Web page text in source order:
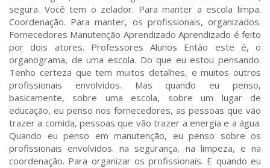
segura. Você tem o zelador. Para manter a escola limpa.
Coordenação. Para manter, os profissionais, organizados.
Fornecedores Manutenção Aprendizado Aprendizado é feito
por dois atores. Professores Alunos Então este é, o
organograma, de uma escola. Do que eu estou pensando.
Tenho certeza que tem muitos detalhes, e muitos outros
profissionais envolvidos. Mas quando eu penso,
basicamente, sobre uma escola, sobre um lugar de
educação, eu penso nos fornecedores, as pessoas que vão
trazer a comida, pessoas que vão trazer a energia e a água.
Quando eu penso em manutenção, eu penso sobre os
profissionais envolvidos. na segurança, na limpeza, e na
coordenação. Para organizar os profissionais. E quando eu